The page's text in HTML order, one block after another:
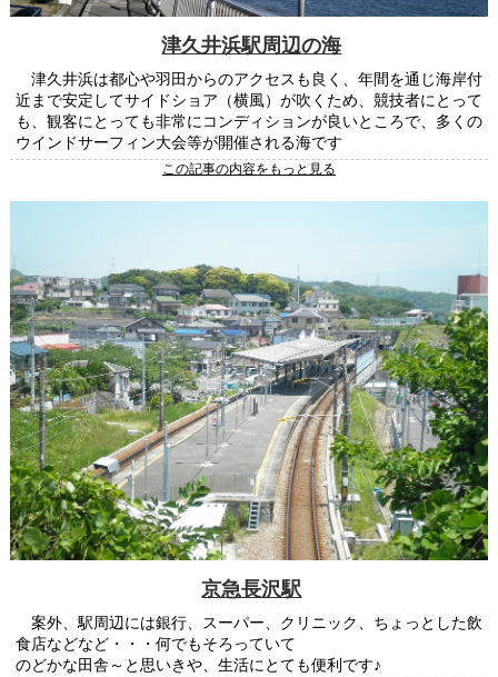
津久井浜駅周辺の海
津久井浜は都心や羽田からのアクセスも良く、年間を通じ海岸付
近まで安定してサイドショア（横風）が吹くため、競技者にとって
も、観客にとっても非常にコンディションが良いところで、多くの
ウインドサーフィン大会等が開催される海です
この記事の内容をもっと見る
京急長沢駅
案外、駅周辺には銀行、スーパー、クリニック、ちょっとした飲
食店などなど・・・何でもそろっていて
のどかな田舎～と思いきや、生活にとても便利です♪